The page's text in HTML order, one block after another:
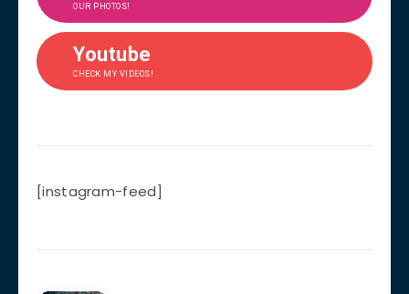
OUR PHOTOS!
Youtube
CHECK MY VIDEOS!
[instagram-feed]